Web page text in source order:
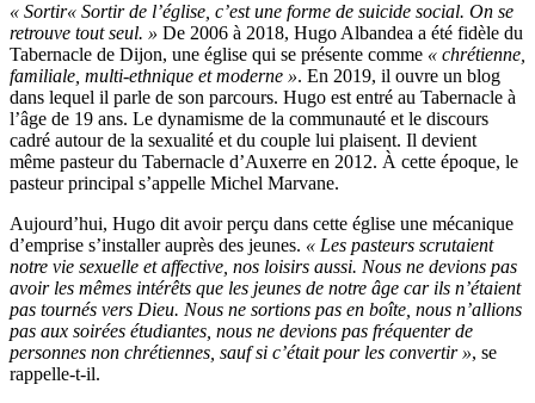
« Sortir« Sortirde l’église, c’est une forme de suicide social. On se
retrouve tout seul. » De 2006 à 2018, Hugo Albandea a été fidèle du
Tabernacle de Dijon, une église qui se présente comme « chrétienne,
familiale, multi-ethnique et moderne ». En 2019, il ouvre un blog
dans lequel il parle de son parcours. Hugo est entré au Tabernacle à
l’âge de 19 ans. Le dynamisme de la communauté et le discours
cadré autour de la sexualité et du couple lui plaisent. Il devient
même pasteur du Tabernacle d’Auxerre en 2012. À cette époque, le
pasteur principal s’appelle Michel Marvane.
Aujourd’hui, Hugo dit avoir perçu dans cette église une mécanique
d’emprise s’installer auprès des jeunes. « Les pasteurs scrutaient
notre vie sexuelle et affective, nos loisirs aussi. Nous ne devions pas
avoir les mêmes intérêts que les jeunes de notre âge car ils n’étaient
pas tournés vers Dieu. Nous ne sortions pas en boîte, nous n’allions
pas aux soirées étudiantes, nous ne devions pas fréquenter de
personnes non chrétiennes, sauf si c’était pour les convertir », se
rappelle-t-il.